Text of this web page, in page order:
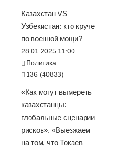
Казахстан VS
Узбекистан: кто круче
по военной мощи?
28.01.2025 11:00
Политика
136 (40833)
«Как могут вымереть
казахстанцы:
глобальные сценарии
рисков». «Выезжаем
на том, что Токаев —